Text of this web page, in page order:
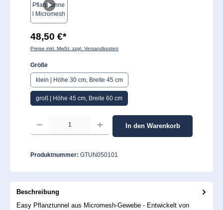
48,50 €*
Preise inkl. MwSt. zzgl. Versandkosten
Größeauswählen
klein | Höhe 30 cm, Breite 45 cm
groß | Höhe 45 cm, Breite 60 cm
Produkt Anzahl: Gib den gewünschten Wert ein oder benutze die Schaltflächen
In den Warenkorb
Produktnummer: GTUN050101
Beschreibung
Easy Pflanztunnel aus Micromesh-Gewebe - Entwickelt von